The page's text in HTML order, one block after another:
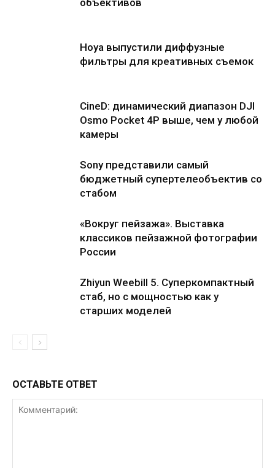
объективов
Hoya выпустили диффузные
фильтры для креативных съемок
CineD: динамический диапазон DJI
Osmo Pocket 4P выше, чем у любой
камеры
Sony представили самый
бюджетный супертелеобъектив со
стабом
«Вокруг пейзажа». Выставка
классиков пейзажной фотографии
России
Zhiyun Weebill 5. Cуперкомпактный
стаб, но с мощностью как у
старших моделей
ОСТАВЬТЕ ОТВЕТ